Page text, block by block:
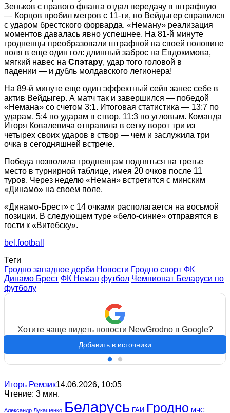
Зеньков с правого фланга отдал передачу в штрафную
— Корцов пробил метров с 11-ти, но Вейдыгер справился
с ударом брестского форварда. «Неману» реализация
моментов давалась явно успешнее. На 81-й минуте
гродненцы преобразовали штрафной на своей половине
поля в еще один гол: длинный заброс на Евдокимова,
мягкий навес на Спэтару, удар того головой в
падении — и дубль молдавского легионера!
На 89-й минуте еще один эффектный сейв занес себе в
актив Вейдыгер. А матч так и завершился — победой
«Немана» со счетом 3:1. Итоговая статистика — 13:7 по
ударам, 5:4 по ударам в створ, 11:3 по угловым. Команда
Игоря Ковалевича отправила в сетку ворот три из
четырех своих ударов в створ — чем и заслужила три
очка в сегодняшней встрече.
Победа позволила гродненцам подняться на третье
место в турнирной таблице, имея 20 очков после 11
туров. Через неделю «Неман» встретится с минским
«Динамо» на своем поле.
«Динамо-Брест» с 14 очками располагается на восьмой
позиции. В следующем туре «бело-синие» отправятся в
гости к «Витебску».
bel.football
Теги
Гродно западное дерби Новости Гродно спорт ФК
Динамо Брест ФК Неман футбол Чемпионат Беларуси по
футболу
Хотите чаще видеть новости NewGrodno в Google?
Добавить в источники
Игорь Ремзик14.06.2026, 10:05
Чтение: 3 мин.
Александр Лукашенко Беларусь ГАИ Гродно МЧС